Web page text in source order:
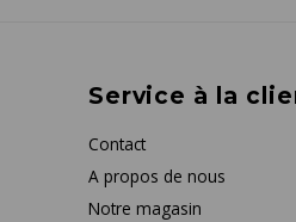
Service à la
Contact
A propos de nous
Notre magasin